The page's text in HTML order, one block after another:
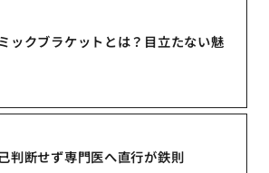
ックブラケットとは？目立たない魅
判断せず専門医へ直行が鉄則